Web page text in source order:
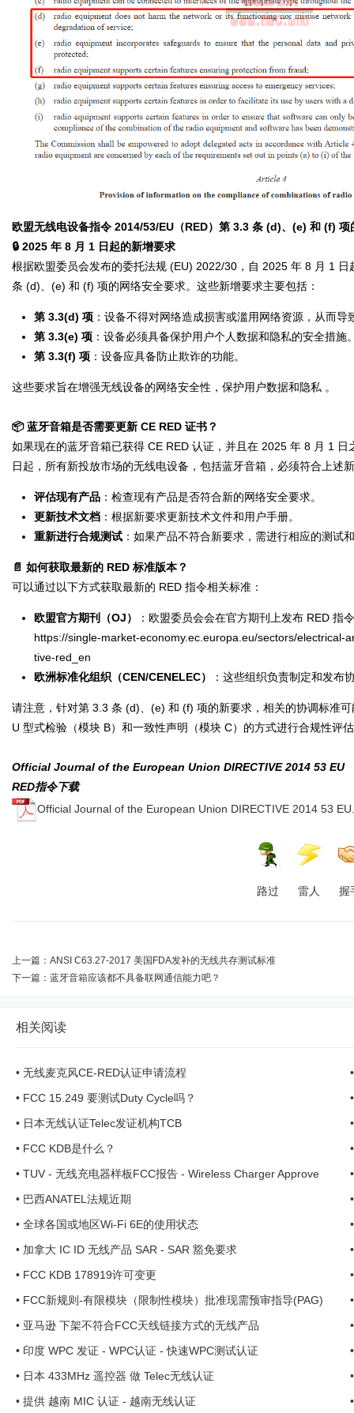
欧盟无线电设备指令 2014/53/EU（RED）第 3.3 条 (d)、(e) 和 (f) 项
🔒 2025 年 8 月 1 日起的新增要求
根据欧盟委员会发布的委托法规 (EU) 2022/30，自 2025 年 8 月 1
条 (d)、(e) 和 (f) 项的网络安全要求。这些新增要求主要包括：
第 3.3(d) 项 ：设备不得对网络造成损害或滥用网络资源，从而导
第 3.3(e) 项 ：设备必须具备保护用户个人数据和隐私的安全措施
第 3.3(f) 项 ：设备应具备防止欺诈的功能。
这些要求旨在增强无线设备的网络安全性，保护用户数据和隐私 。
📦 蓝牙音箱是否需要更新 CE RED 证书？
如果现在的蓝牙音箱已获得 CE RED 认证，并且在 2025 年 8 月 1
日起，所有新投放市场的无线电设备，包括蓝牙音箱，必须符合上述
评估现有产品 ：检查现有产品是否符合新的网络安全要求。
更新技术文档 ：根据新要求更新技术文件和用户手册。
重新进行合规测试 ：如果产品不符合新要求，需进行相应的测试
📄 如何获取最新的 RED 标准版本？
可以通过以下方式获取最新的 RED 指令相关标准：
欧盟官方期刊（OJ）
：欧盟委员会会在官方期刊上发布 RED 指
https://single-market-economy.ec.europa.eu/sectors/
tive-red_en
欧洲标准化组织（CEN/CENELEC）
：这些组织负责制定和发布
请注意，针对第 3.3 条 (d)、(e) 和 (f) 项的新要求，相关的协调标准
U 型式检验（模块 B）和一致性声明（模块 C）的方式进行合规性评
Official Journal of the European Union DIRECTIVE 2014 53 EU
RED指令下载
Official Journal of the European Union DIRECTIVE 2014 53
路过 雷人 握
上一篇： ANSI C63.27-2017 美国FDA发补的无线共存测试标准
下一篇： 蓝牙音箱应该都不具备联网通信能力吧？
相关阅读
• 无线麦克风CE-RED认证申请流程
• FCC 15.249 要测试Duty Cycle吗？
• 日本无线认证Telec发证机构TCB
• FCC KDB是什么？
• TUV - 无线充电器样板FCC报告 - Wireless Charger Approve
• 巴西ANATEL法规近期
• 全球各国或地区Wi-Fi 6E的使用状态
• 加拿大 IC ID 无线产品 SAR - SAR 豁免要求
• FCC KDB 178919许可变更
• FCC新规则-有限模块（限制性模块）批准现需预审指导(PAG)
• 亚马逊 下架不符合FCC天线链接方式的无线产品
• 印度 WPC 发证 - WPC认证 - 快速WPC测试认证
• 日本 433MHz 遥控器 做 Telec无线认证
• 提供 越南 MIC 认证 - 越南无线认证